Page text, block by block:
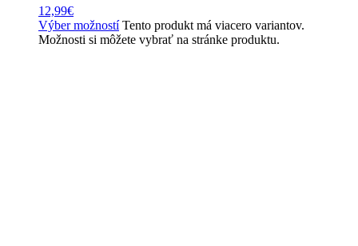
12,99€
Výber možností Tento produkt má viacero variantov.
Možnosti si môžete vybrať na stránke produktu.